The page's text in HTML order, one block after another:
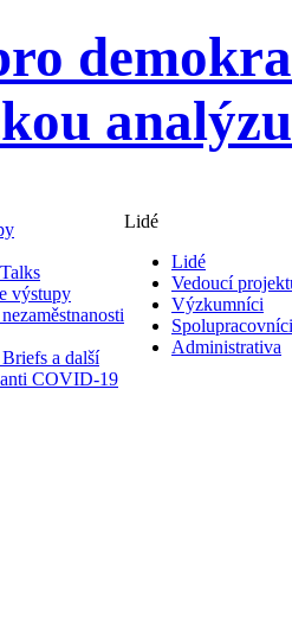
výstupy
a další
COVID-19
Lidé
Lidé
Vedoucí
Výzkumníci
Spolupracovníci
Administrativa